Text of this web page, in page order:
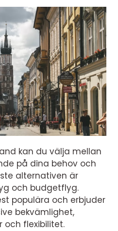
kan du välja mellan
på dina behov och
alternativen är
och budgetflyg.
populära och erbjuder
bekvämlighet,
och flexibilitet.